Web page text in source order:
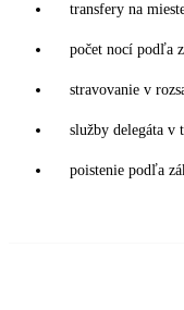
transfery na
počet nocí podľa
stravovanie v
služby delegáta v
poistenie podľa